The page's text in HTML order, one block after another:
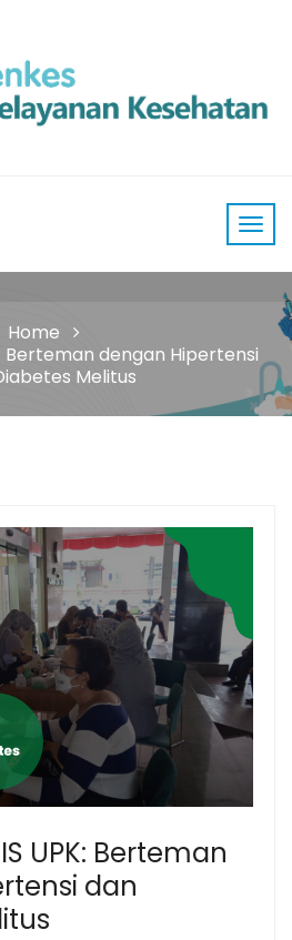
Home
Berteman dengan Hipertensi
Melitus
UPK: Berteman
dan